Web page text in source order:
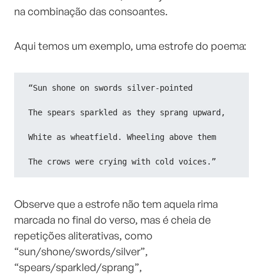
na combinação das consoantes.
Aqui temos um exemplo, uma estrofe do poema:
“Sun shone on swords silver-pointed
The spears sparkled as they sprang upward,
White as wheatfield. Wheeling above them
The crows were crying with cold voices.”
Observe que a estrofe não tem aquela rima
marcada no final do verso, mas é cheia de
repetições aliterativas, como
“sun/shone/swords/silver”,
“spears/sparkled/sprang”,